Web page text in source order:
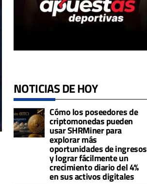
NOTICIAS DE HOY
Cómo los poseedores de
criptomonedas pueden
usar SHRMiner para
explorar más
oportunidades de ingresos
y lograr fácilmente un
crecimiento diario del 4%
en sus activos digitales